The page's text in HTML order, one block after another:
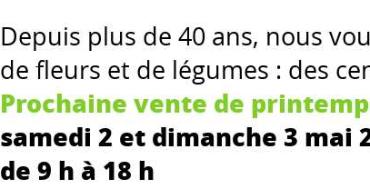
Depuis plus de 40 ans, nous
de fleurs et de légumes : des
Prochaine vente de
samedi 2 et dimanche 3 mai
de 9 h à 18 h